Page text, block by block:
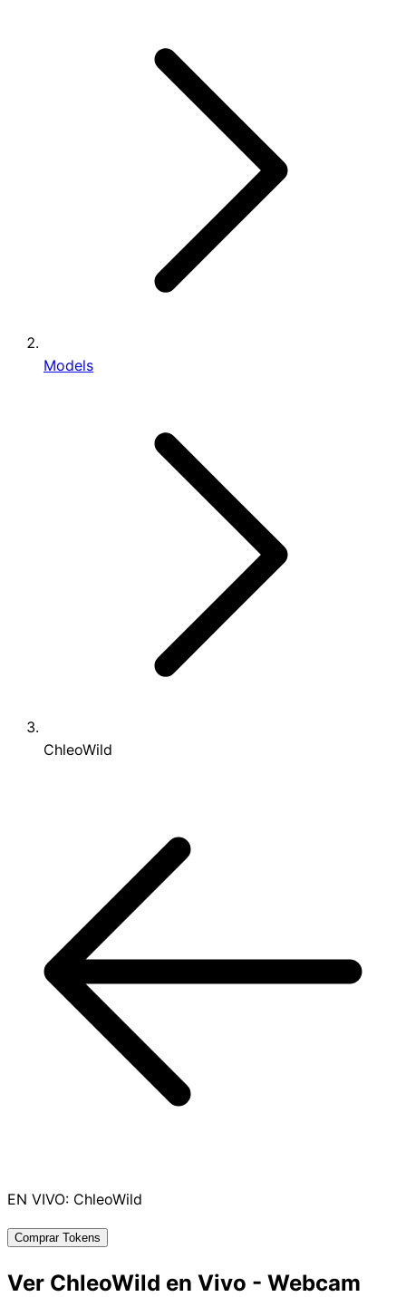
Models
ChleoWild
EN VIVO: ChleoWild
Comprar Tokens
Ver ChleoWild en Vivo - Webcam